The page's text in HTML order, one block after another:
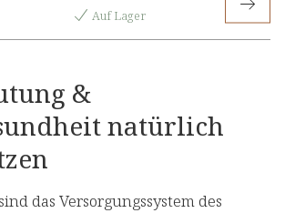
Auf Lager
&
natürlich
das Versorgungssystem des